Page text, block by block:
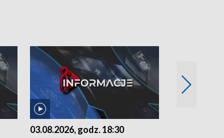
03.08.2026, godz. 18:30